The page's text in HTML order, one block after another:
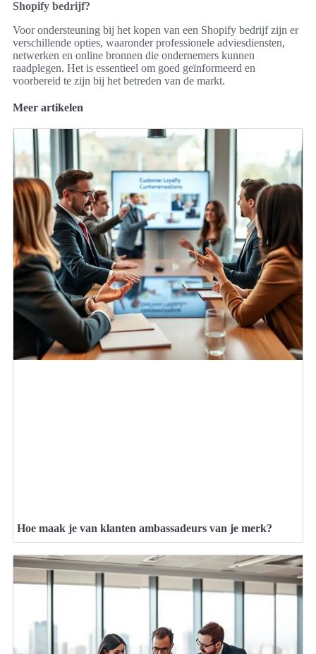
Shopify bedrijf?
Voor ondersteuning bij het kopen van een Shopify bedrijf zijn er
verschillende opties, waaronder professionele adviesdiensten,
netwerken en online bronnen die ondernemers kunnen
raadplegen. Het is essentieel om goed geïnformeerd en
voorbereid te zijn bij het betreden van de markt.
Meer artikelen
Hoe maak je van klanten ambassadeurs van je merk?